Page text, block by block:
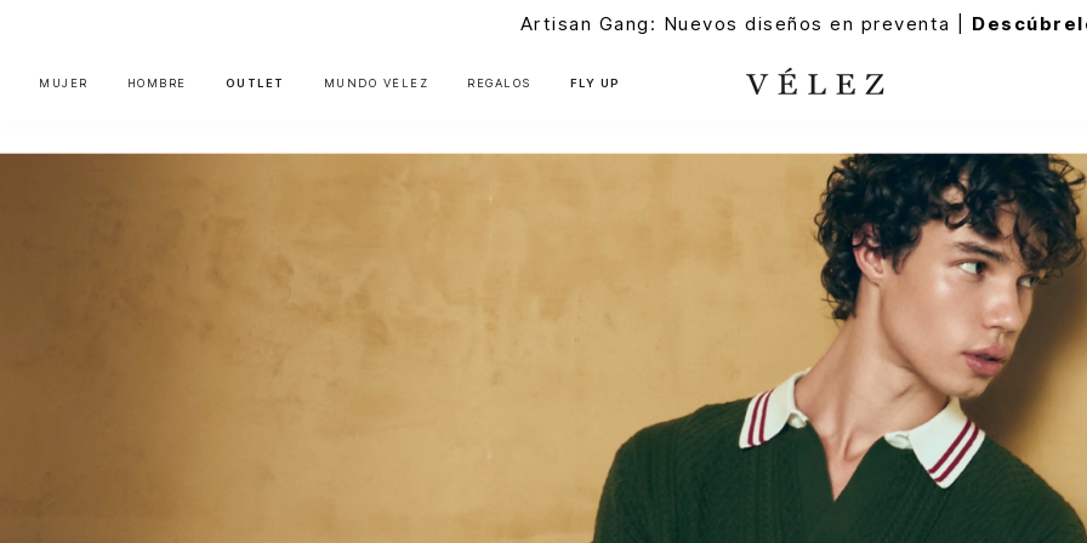
Artisan Gang: Nuevos diseños en preventa |
MUJER HOMBRE OUTLET MUNDO VÉLEZ REGALOS FLY UP